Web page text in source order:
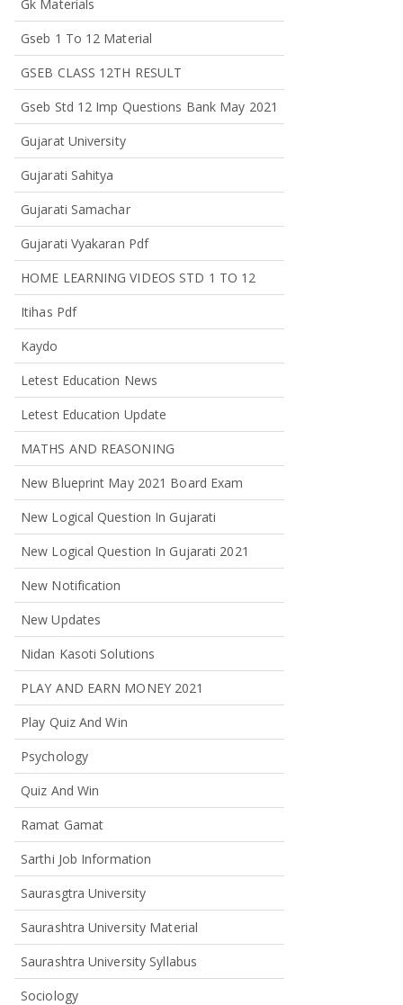
Gk Materials
Gseb 1 To 12 Material
GSEB CLASS 12TH RESULT
Gseb Std 12 Imp Questions Bank May 2021
Gujarat University
Gujarati Sahitya
Gujarati Samachar
Gujarati Vyakaran Pdf
HOME LEARNING VIDEOS STD 1 TO 12
Itihas Pdf
Kaydo
Letest Education News
Letest Education Update
MATHS AND REASONING
New Blueprint May 2021 Board Exam
New Logical Question In Gujarati
New Logical Question In Gujarati 2021
New Notification
New Updates
Nidan Kasoti Solutions
PLAY AND EARN MONEY 2021
Play Quiz And Win
Psychology
Quiz And Win
Ramat Gamat
Sarthi Job Information
Saurasgtra University
Saurashtra University Material
Saurashtra University Syllabus
Sociology